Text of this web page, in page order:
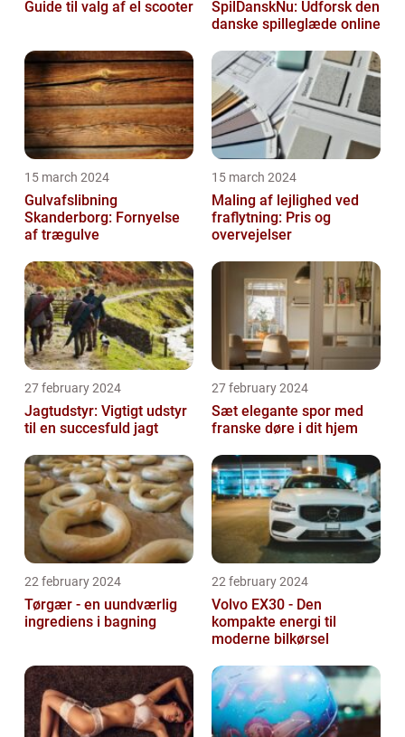
Guide til valg af el scooter
SpilDanskNu: Udforsk den
danske spilleglæde online
15 march 2024
Gulvafslibning
Skanderborg: Fornyelse
af trægulve
15 march 2024
Maling af lejlighed ved
fraflytning: Pris og
overvejelser
27 february 2024
Jagtudstyr: Vigtigt udstyr
til en succesfuld jagt
27 february 2024
Sæt elegante spor med
franske døre i dit hjem
22 february 2024
Tørgær - en uundværlig
ingrediens i bagning
22 february 2024
Volvo EX30 - Den
kompakte energi til
moderne bilkørsel